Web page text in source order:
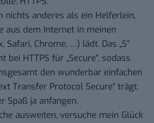
nichts anderes als ein Helferlein,
aus dem Internet in meinen
Safari, Chrome, …) lädt. Das „S“
bei HTTPS für „Secure“, sodass
den wunderbar einfachen
Transfer Protocol Secure“ trägt.
Spaß ja anfangen.
ausweiten, versuche mein Glück